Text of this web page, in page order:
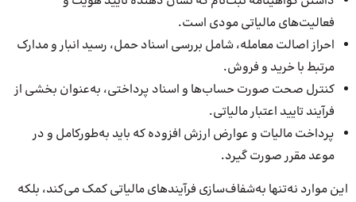
فعالیت‌های مالیاتی مودی است.
احراز اصالت معامله، شامل بررسی اسناد حمل، رسید انبار و مدارک
مرتبط با خرید و فروش.
کنترل صحت صورت حساب‌ها و اسناد پرداختی، به‌عنوان بخشی از
فرآیند تایید اعتبار مالیاتی.
پرداخت مالیات و عوارض ارزش افزوده که باید به‌طورکامل و در
موعد مقرر صورت گیرد.
این موارد نه‌تنها به‌شفاف‌سازی فرآیندهای مالیاتی کمک می‌کند، بلکه